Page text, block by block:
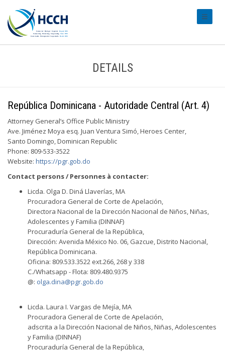
DETAILS
República Dominicana - Autoridade Central (Art. 4)
Attorney General’s Office Public Ministry
Ave. Jiménez Moya esq. Juan Ventura Simó, Heroes Center,
Santo Domingo, Dominican Republic
Phone: 809-533-3522
Website: https://pgr.gob.do
Contact persons / Personnes à contacter:
Licda. Olga D. Diná Llaverías, MA
Procuradora General de Corte de Apelación,
Directora Nacional de la Dirección Nacional de Niños, Niñas,
Adolescentes y Familia (DINNAF)
Procuraduría General de la República,
Dirección: Avenida México No. 06, Gazcue, Distrito Nacional,
República Dominicana.
Oficina: 809.533.3522 ext.266, 268 y 338
C./Whatsapp - Flota: 809.480.9375
@: olga.dina@pgr.gob.do
Licda. Laura I. Vargas de Mejía, MA
Procuradora General de Corte de Apelación,
adscrita a la Dirección Nacional de Niños, Niñas, Adolescentes
y Familia (DINNAF)
Procuraduría General de la República,